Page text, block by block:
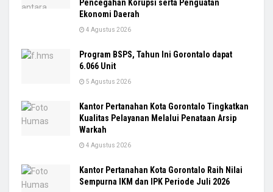
Pencegahan Korupsi serta Penguatan
Ekonomi Daerah
4 Agustus 2026
Program BSPS, Tahun Ini Gorontalo dapat
6.066 Unit
5 Agustus 2026
Kantor Pertanahan Kota Gorontalo Tingkatkan
Kualitas Pelayanan Melalui Penataan Arsip
Warkah
4 Agustus 2026
Kantor Pertanahan Kota Gorontalo Raih Nilai
Sempurna IKM dan IPK Periode Juli 2026